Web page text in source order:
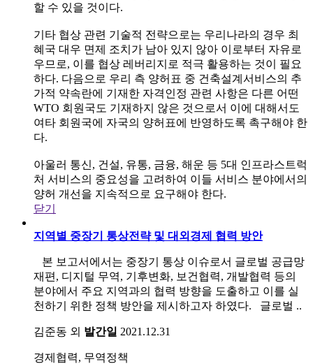
할 수 있을 것이다.
기타 협상 관련 기술적 전략으로는 우리나라의 경우 최
혜국 대우 면제 조치가 남아 있지 않아 이로부터 자유로
우므로, 이를 협상 레버리지로 적극 활용하는 것이 필요
하다. 다음으로 우리 측 양허표 중 건축설계서비스의 추
가적 약속란에 기재한 자격인정 관련 사항은 다른 어떤
WTO 회원국도 기재하지 않은 것으로서 이에 대해서도
여타 회원국에 자국의 양허표에 반영하도록 촉구해야 한
다.
아울러 통신, 건설, 유통, 금융, 해운 등 5대 인프라스트럭
처 서비스의 중요성을 고려하여 이들 서비스 분야에서의
양허 개선을 지속적으로 요구해야 한다.
닫기
지역별 중장기 통상전략 및 대외경제 협력 방안
본 보고서에서는 중장기 통상 이슈로서 글로벌 공급망
재편, 디지털 무역, 기후변화, 보건협력, 개발협력 등의
분야에서 주요 지역과의 협력 방향을 도출하고 이를 실
천하기 위한 정책 방안을 제시하고자 하였다. 글로벌 ..
김준동 외 발간일 2021.12.31
경제협력, 무역정책